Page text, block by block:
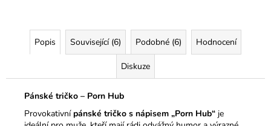
Popis Související (6) Podobné (6) Hodnocení
Diskuze
Pánské tričko – Porn Hub
Provokativnípánské tričko s nápisem „Porn Hub“ je